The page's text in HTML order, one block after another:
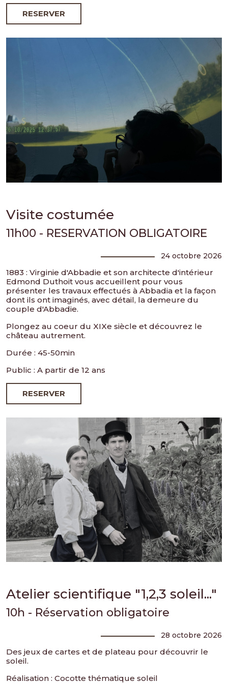
RESERVER
Visite costumée
24 octobre 2026
11h00 - RESERVATION OBLIGATOIRE
1883 : Virginie d'Abbadie et son architecte d'intérieur
Edmond Duthoit vous accueillent pour vous
présenter les travaux effectués à Abbadia et la façon
dont ils ont imaginés, avec détail, la demeure du
couple d'Abbadie.
Plongez au coeur du XIXe siècle et découvrez le
château autrement.
Durée : 45-50min
Public : A partir de 12 ans
RESERVER
Atelier scientifique "1,2,3 soleil..."
28 octobre 2026
10h - Réservation obligatoire
Des jeux de cartes et de plateau pour découvrir le
soleil.
Réalisation : Cocotte thématique soleil